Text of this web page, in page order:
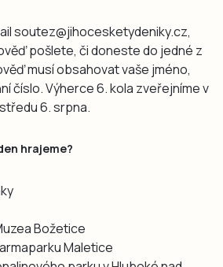
soutez@jihocesketydeniky.cz,
pošlete, či doneste do jedné z
musí obsahovat vaše jméno,
číslo. Výherce 6. kola zveřejníme v
6. srpna.
hrajeme?
Božetice
Maletice